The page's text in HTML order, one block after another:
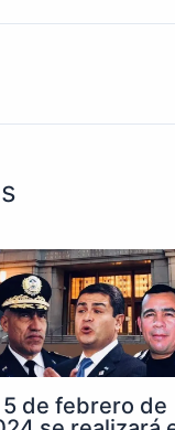
5 de febrero de